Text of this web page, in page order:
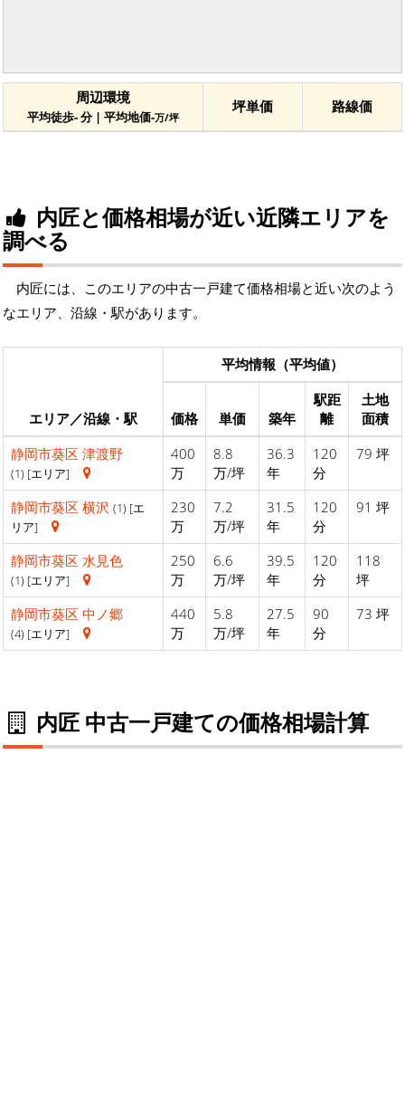
周辺環境
平均徒歩- 分 | 平均地価-万/坪
坪単価 路線価
内匠と価格相場が近い近隣エリアを
調べる
内匠には、このエリアの中古一戸建て価格相場と近い次のよう
なエリア、沿線・駅があります。
エリア／沿線・駅
平均情報（平均値）
価格 単価 築年
駅距
離
土地
面積
静岡市葵区 津渡野
(1) [エリア]
400
万
8.8
万/坪
36.3
年
120
分
79 坪
静岡市葵区 横沢 (1) [エ
リア]
230
万
7.2
万/坪
31.5
年
120
分
91 坪
静岡市葵区 水見色
(1) [エリア]
250
万
6.6
万/坪
39.5
年
120
分
118
坪
静岡市葵区 中ノ郷
(4) [エリア]
440
万
5.8
万/坪
27.5
年
90
分
73 坪
内匠 中古一戸建ての価格相場計算